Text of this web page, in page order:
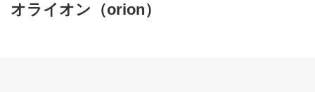
オライオン（orion）